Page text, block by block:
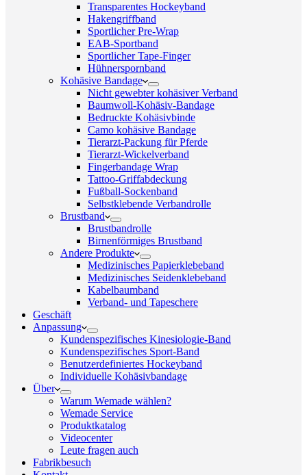
Transparentes Hockeyband
Hakengriffband
Sportlicher Pre-Wrap
EAB-Sportband
Sportlicher Tape-Finger
Hühnerspornband
Kohäsive Bandage
Nicht gewebter kohäsiver Verband
Baumwoll-Kohäsiv-Bandage
Bedruckte Kohäsivbinde
Camo kohäsive Bandage
Tierarzt-Packung für Pferde
Tierarzt-Wickelverband
Fingerbandage Wrap
Tattoo-Griffabdeckung
Fußball-Sockenband
Selbstklebende Verbandrolle
Brustband
Brustbandrolle
Birnenförmiges Brustband
Andere Produkte
Medizinisches Papierklebeband
Medizinisches Seidenklebeband
Kabelbaumband
Verband- und Tapeschere
Geschäft
Anpassung
Kundenspezifisches Kinesiologie-Band
Kundenspezifisches Sport-Band
Benutzerdefiniertes Hockeyband
Individuelle Kohäsivbandage
Über
Warum Wemade wählen?
Wemade Service
Produktkatalog
Videocenter
Leute fragen auch
Fabrikbesuch